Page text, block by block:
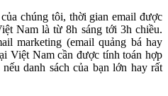
chúng tôi, thời gian email được
Nam là từ 8h sáng tới 3h chiều.
marketing (email quảng bá hay
Việt Nam cần được tính toán hợp
danh sách của bạn lớn hay rất